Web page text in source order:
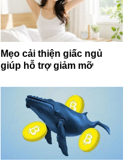
Mẹo cải thiện giấc ngủ
giúp hỗ trợ giảm mỡ